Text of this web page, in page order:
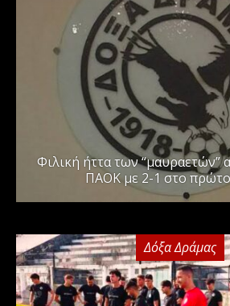
Φιλική ήττα των “μαυραετών”
ΠΑΟΚ με 2-1 στο πρώτο
Δόξα Δράμας